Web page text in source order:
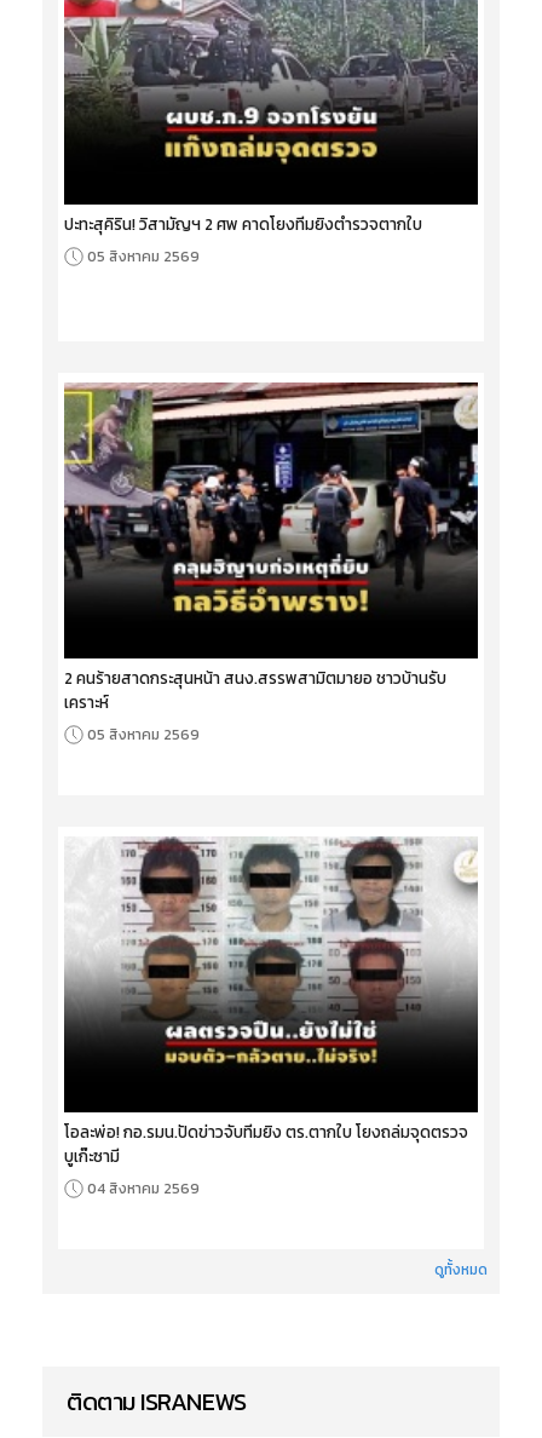
ปะทะสุคิริน! วิสามัญฯ 2 ศพ คาดโยงทีมยิงตำรวจตากใบ
05 สิงหาคม 2569
2 คนร้ายสาดกระสุนหน้า สนง.สรรพสามิตมายอ ชาวบ้านรับ
เคราะห์
05 สิงหาคม 2569
โอละพ่อ! กอ.รมน.ปัดข่าวจับทีมยิง ตร.ตากใบ โยงถล่มจุดตรวจ
บูเก๊ะซามี
04 สิงหาคม 2569
ดูทั้งหมด
ติดตาม ISRANEWS